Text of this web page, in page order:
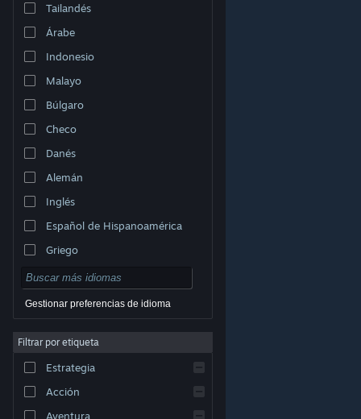
Ver versión clásica
© Valve Corporation. Todos los derechos reservados.
respectivos dueños en EE. UU. y otros países.
Acuerdo de Suscriptor a Steam
Cookies
Tailandés
Árabe
Indonesio
Malayo
Búlgaro
Checo
Danés
Alemán
Inglés
Español de Hispanoamérica
Griego
Gestionar preferencias de idioma
Filtrar por etiqueta
Estrategia
Acción
Aventura